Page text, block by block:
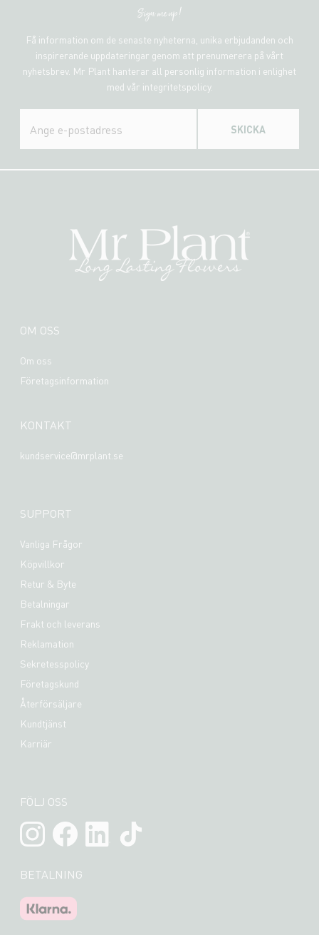
Sign me up!
Få information om de senaste nyheterna, unika erbjudanden och
inspirerande uppdateringar genom att prenumerera på vårt
nyhetsbrev. Mr Plant hanterar all personlig information i enlighet
med vår integritetspolicy.
SKICKA
OM OSS
Om oss
Företagsinformation
KONTAKT
kundservice@mrplant.se
SUPPORT
Vanliga Frågor
Köpvillkor
Retur & Byte
Betalningar
Frakt och leverans
Reklamation
Sekretesspolicy
Företagskund
Återförsäljare
Kundtjänst
Karriär
FÖLJ OSS
BETALNING